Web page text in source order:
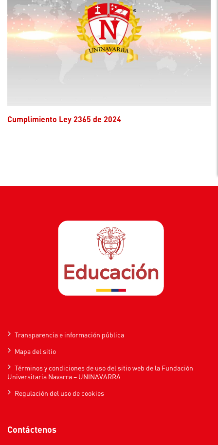
Cumplimiento Ley 2365 de 2024
Transparencia e información pública
Mapa del sitio
Términos y condiciones de uso del sitio web de la Fundación
Universitaria Navarra – UNINAVARRA
Regulación del uso de cookies
Contáctenos